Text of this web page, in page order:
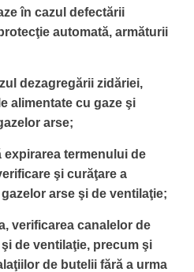
în cazul defectării
automată, armăturii
dezagregării zidăriei,
alimentate cu gaze şi
arse;
expirarea termenului de
şi curăţare a
arse şi de ventilaţie;
verificarea canalelor de
de ventilaţie, precum şi
de butelii fără a urma